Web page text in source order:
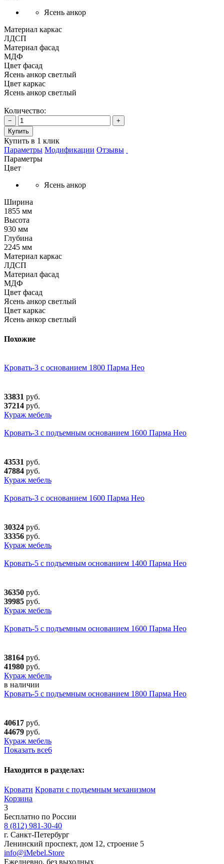
Ясень анкор
Материал каркас
ЛДСП
Материал фасад
МДФ
Цвет фасад
Ясень анкор светлый
Цвет каркас
Ясень анкор светлый
Количество:
−
+
Купить
Купить в 1 клик
Параметры Модификации Отзывы
Параметры
Цвет
Ясень анкор
Ширина
1855 мм
Высота
930 мм
Глубина
2245 мм
Материал каркас
ЛДСП
Материал фасад
МДФ
Цвет фасад
Ясень анкор светлый
Цвет каркас
Ясень анкор светлый
Похожие
Кровать-3 с основанием 1800 Парма Нео
33831 руб.
37214 руб.
Кураж мебель
Кровать-3 с подъемным основанием 1600 Парма Нео
43531 руб.
47884 руб.
Кураж мебель
Кровать-3 с основанием 1600 Парма Нео
30324 руб.
33356 руб.
Кураж мебель
Кровать-5 с подъемным основанием 1400 Парма Нео
36350 руб.
39985 руб.
Кураж мебель
Кровать-5 с подъемным основанием 1600 Парма Нео
38164 руб.
41980 руб.
Кураж мебель
в наличии
Кровать-5 с подъемным основанием 1800 Парма Нео
40617 руб.
44679 руб.
Кураж мебель
Показать все6
Находится в разделах:
Кровати Кровати с подъемным механизмом
Корзина
3
Бесплатно по России
8 (812) 981-30-40
г. Санкт-Петербург
Ленинский проспект, дом 12, строение 5
info@iMebel.Store
Ежедневно, без выходных